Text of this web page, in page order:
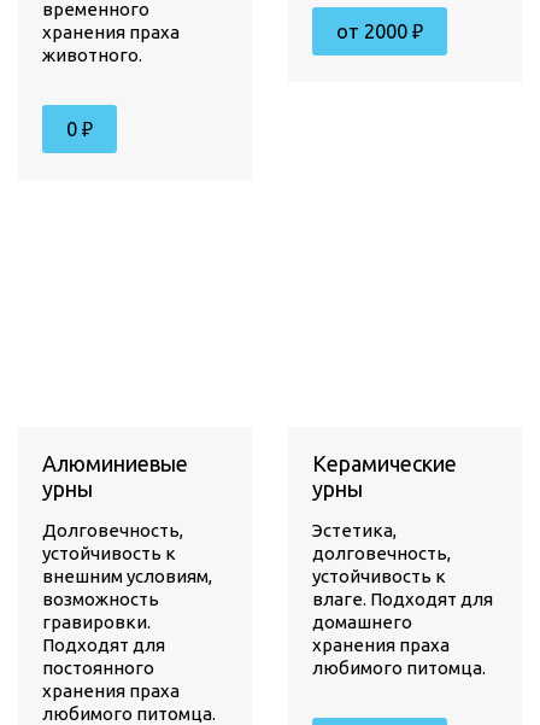
временного
хранения праха
животного.
0 ₽
от 2000 ₽
Алюминиевые
урны
Долговечность,
устойчивость к
внешним условиям,
возможность
гравировки.
Подходят для
постоянного
хранения праха
любимого питомца.
Керамические
урны
Эстетика,
долговечность,
устойчивость к
влаге. Подходят для
домашнего
хранения праха
любимого питомца.